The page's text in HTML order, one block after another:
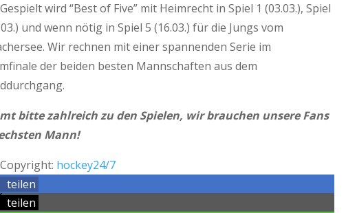
wird “Best of Five” mit Heimrecht in Spiel 1 (03.03.), Spiel
und wenn nötig in Spiel 5 (16.03.) für die Jungs vom
Wir rechnen mit einer spannenden Serie im
der beiden besten Mannschaften aus dem
bitte zahlreich zu den Spielen, wir brauchen unsere Fans
Mann!
hockey24/7
teilen
teilen